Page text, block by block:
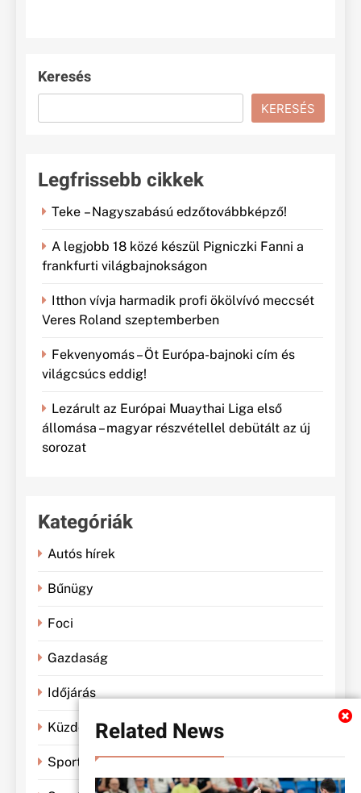
Related News
Keresés
KERESÉS
Legfrissebb cikkek
Teke – Nagyszabású edzőtovábbképző!
A legjobb 18 közé készül Pigniczki Fanni a
frankfurti világbajnokságon
Itthon vívja harmadik profi ökölvívó meccsét
Veres Roland szeptemberben
Fekvenyomás – Öt Európa-bajnoki cím és
világcsúcs eddig!
Lezárult az Európai Muaythai Liga első
állomása – magyar részvétellel debütált az új
sorozat
Kategóriák
Autós hírek
Bűnügy
Foci
Gazdaság
Időjárás
Küzdősportok
Sportbánya